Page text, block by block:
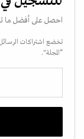
احصل على أفضل ما
تخضع اشتراكات
“المجلة".